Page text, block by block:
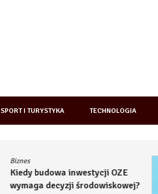
SPORT I TURYSTYKA TECHNOLOGIA
Biznes
Kiedy budowa inwestycji OZE
wymaga decyzji środowiskowej?